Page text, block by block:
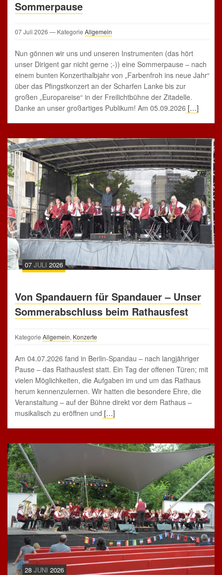
Sommerpause
07Juli 2026 — Kategorie Allgemein
Nun gönnen wir uns und unseren Instrumenten (das hört
unser Dirigent gar nicht gerne ;-)) eine Sommerpause – nach
einem bunten Konzerthalbjahr von „Farbenfroh ins neue Jahr“
über das Pfingstkonzert an der Scharfen Lanke bis zur
großen „Europareise“ in der Freilichtbühne der Zitadelle.
Danke an unser großartiges Publikum! Am 05.09.2026 […]
07 JULI 2026
Von Spandauern für Spandauer – Unser
Sommerabschluss beim Rathausfest
Kategorie Allgemein, Konzerte
Am 04.07.2026 fand in Berlin-Spandau – nach langjähriger
Pause – das Rathausfest statt. Ein Tag der offenen Türen; mit
vielen Möglichkeiten, die Aufgaben im und um das Rathaus
herum kennenzulernen. Wir hatten die besondere Ehre, die
Veranstaltung – auf der Bühne direkt vor dem Rathaus –
musikalisch zu eröffnen und […]
28 JUNI 2026